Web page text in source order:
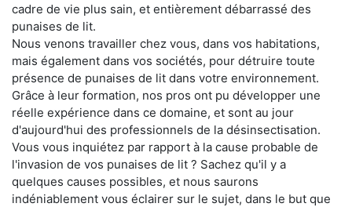
cadre de vie plus sain, et entièrement débarrassé des
punaises de lit.
Nous venons travailler chez vous, dans vos habitations,
mais également dans vos sociétés, pour détruire toute
présence de punaises de lit dans votre environnement.
Grâce à leur formation, nos pros ont pu développer une
réelle expérience dans ce domaine, et sont au jour
d'aujourd'hui des professionnels de la désinsectisation.
Vous vous inquiétez par rapport à la cause probable de
l'invasion de vos punaises de lit ? Sachez qu'il y a
quelques causes possibles, et nous saurons
indéniablement vous éclairer sur le sujet, dans le but que